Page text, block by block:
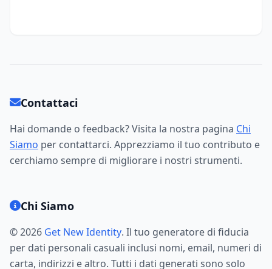
Contattaci
Hai domande o feedback? Visita la nostra pagina Chi
Siamo per contattarci. Apprezziamo il tuo contributo e
cerchiamo sempre di migliorare i nostri strumenti.
Chi Siamo
© 2026 Get New Identity. Il tuo generatore di fiducia
per dati personali casuali inclusi nomi, email, numeri di
carta, indirizzi e altro. Tutti i dati generati sono solo